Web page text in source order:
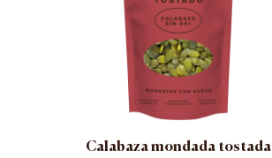
Calabaza mondada tostada